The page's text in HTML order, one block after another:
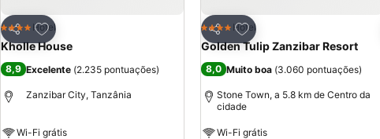
Partilhar
Adicionar aos favoritos
4 EstrelasHotel
Kholle House
8,9 Excelente (2.235 pontuações)
Zanzibar City, Tanzânia
Wi-Fi grátis
Partilhar
Adicionar aos favoritos
4 EstrelasHotel
Golden Tulip Zanzibar Resort
8,0 Muito boa (3.060 pontuações)
Stone Town, a 5.8 km de Centro da
cidade
Wi-Fi grátis